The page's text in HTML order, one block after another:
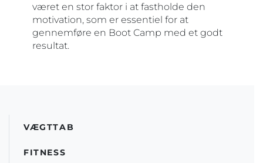
været en stor faktor i at fastholde den
motivation, som er essentiel for at
gennemføre en Boot Camp med et godt
resultat.
VÆGTTAB
FITNESS